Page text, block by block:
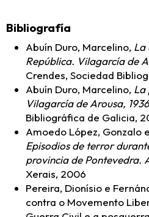
Bibliografía
Abuín Duro, Marcelino, La
República. Vilagarcía de
Crendes, Sociedad
Abuín Duro, Marcelino, La
Vilagarcía de Arousa,
Bibliográfica de Galicia,
Amoedo López, Gonzalo
Episodios de terror
provincia de Pontevedra.
Xerais, 2006
Pereira, Dionísio e
contra o Movemento